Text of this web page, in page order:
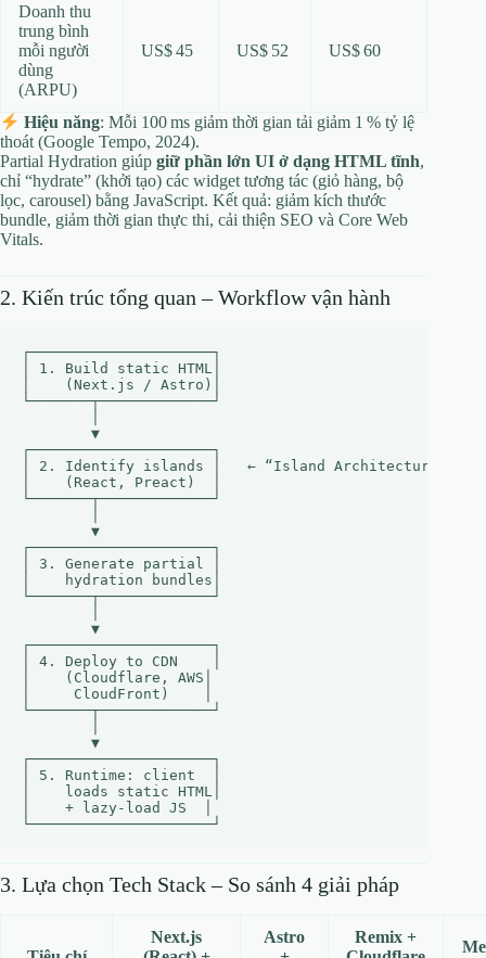
Doanh thu
trung bình
mỗi người
dùng
(ARPU)
US$ 45 US$ 52 US$ 60
Hiệu năng: Mỗi 100 ms giảm thời gian tải giảm 1 % tỷ lệ
thoát (Google Tempo, 2024).
Partial Hydration giúp giữ phần lớn UI ở dạng HTML tĩnh,
chỉ “hydrate” (khởi tạo) các widget tương tác (giỏ hàng, bộ
lọc, carousel) bằng JavaScript. Kết quả: giảm kích thước
bundle, giảm thời gian thực thi, cải thiện SEO và Core Web
Vitals.
2. Kiến trúc tổng quan – Workflow vận hành
┌─────────────────────┐
│ 1. Build static HTML│
│    (Next.js / Astro)│
└───────┬─────────────┘
        ▼
┌─────────────────────┐
│ 2. Identify islands │   ← “Island Architecture”
│    (React, Preact)  │
└───────┬─────────────┘
        ▼
┌─────────────────────┐
│ 3. Generate partial │
│    hydration bundles│
└───────┬─────────────┘
        ▼
┌─────────────────────┐
│ 4. Deploy to CDN    │
│    (Cloudflare, AWS│
│     CloudFront)    │
└───────┬─────────────┘
        ▼
┌─────────────────────┐
│ 5. Runtime: client  │
│    loads static HTML│
│    + lazy‑load JS  │
3. Lựa chọn Tech Stack – So sánh 4 giải pháp
Next.js
Astro
Remix +